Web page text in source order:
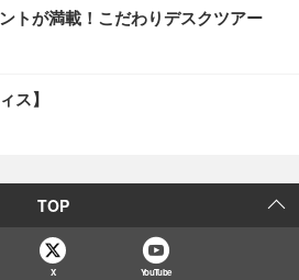
トが満載！こだわりデスクツアー
ス】
TOP
X YouTube